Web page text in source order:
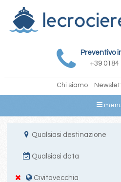
Preventivo
+39 0184
Chi siamo
Qualsiasi destinazione
Qualsiasi data
Civitavecchia